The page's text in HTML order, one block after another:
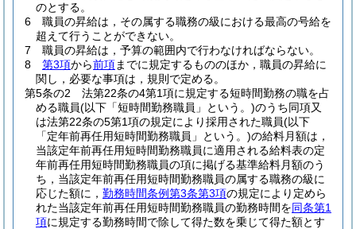
のとする。
6
職員の昇給は，その属する職務の級における最高の号給を
超えて行うことができない。
7
職員の昇給は，予算の範囲内で行わなければならない。
8
第3項から前項までに規定するもののほか，職員の昇給に
関し，必要な事項は，規則で定める。
第5条の2
法第22条の4第1項に規定する短時間勤務の職を占
める職員(以下「短時間勤務職員」という。)のうち同項又
は法第22条の5第1項の規定により採用された職員(以下
「定年前再任用短時間勤務職員」という。)の給料月額は，
当該定年前再任用短時間勤務職員に適用される給料表の定
年前再任用短時間勤務職員の項に掲げる基準給料月額のう
ち，当該定年前再任用短時間勤務職員の属する職務の級に
応じた額に， 勤務時間条例第3条第3項の規定により定めら
れた当該定年前再任用短時間勤務職員の勤務時間を同条第1
項に規定する勤務時間で除して得た数を乗じて得た額とす